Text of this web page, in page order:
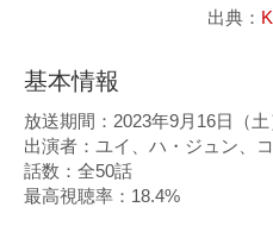
出典：
基本情報
放送期間：2023年9月16日（土
出演者：ユイ、ハ・ジュン、
話数：全50話
最高視聴率：18.4%